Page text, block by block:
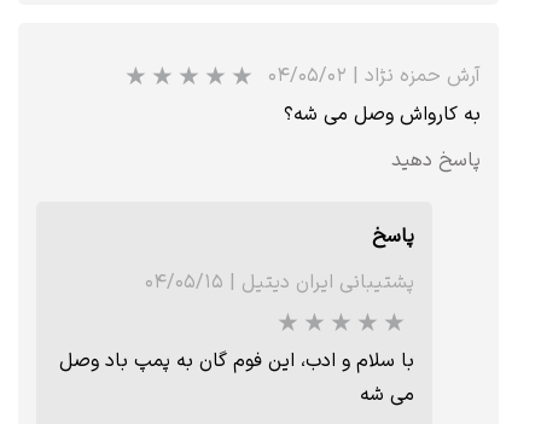
★★
آرش حمزه نژاد | ۰۴/۰۵/۰۲
به کارواش وصل می شه؟
پاسخ دهید
پاسخ
پشتیبانی ایران دیتیل | ۰۴/۰۵/۱۵
با سلام و ادب، این فوم گان به پمپ باد وصل
می شه